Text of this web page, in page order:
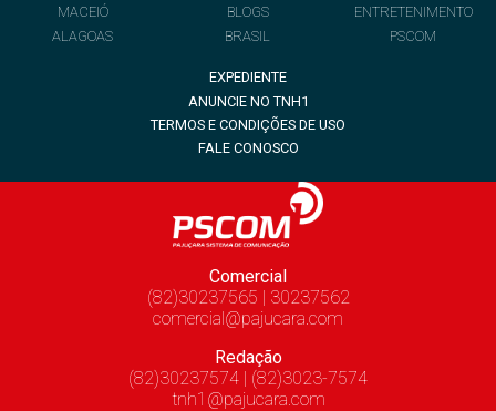
MACEIÓ
ALAGOAS
BLOGS
BRASIL
ENTRETENIMENTO
PSCOM
EXPEDIENTE
ANUNCIE NO TNH1
TERMOS E CONDIÇÕES DE USO
FALE CONOSCO
Comercial
(82)30237565 | 30237562
comercial@pajucara.com
Redação
(82)30237574 | (82)3023-7574
tnh1@pajucara.com